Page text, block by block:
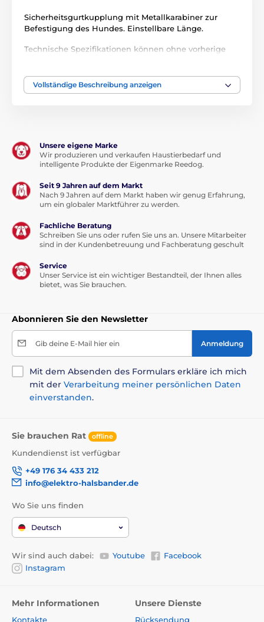
Sicherheitsgurtkupplung mit Metallkarabiner zur
Befestigung des Hundes. Einstellbare Länge.
Technische Spezifikationen können ohne vorherige
Vollständige Beschreibung anzeigen
Unsere eigene Marke
Wir produzieren und verkaufen Haustierbedarf und
intelligente Produkte der Eigenmarke Reedog.
Seit 9 Jahren auf dem Markt
Nach 9 Jahren auf dem Markt haben wir genug Erfahrung,
um ein globaler Marktführer zu werden.
Fachliche Beratung
Schreiben Sie uns oder rufen Sie uns an. Unsere Mitarbeiter
sind in der Kundenbetreuung und Fachberatung geschult
Service
Unser Service ist ein wichtiger Bestandteil, der Ihnen alles
bietet, was Sie brauchen.
Abonnieren Sie den Newsletter
Gib deine E-Mail hier ein Anmeldung
Mit dem Absenden des Formulars erkläre ich mich
mit der Verarbeitung meiner persönlichen Daten
einverstanden.
Sie brauchen Rat offline
Kundendienst ist verfügbar
+49 176 34 433 212
info@elektro-halsbander.de
Wo Sie uns finden
Deutsch
Wir sind auch dabei: Youtube
Facebook
Instagram
Mehr Informationen
Kontakte
Unsere Dienste
Rücksendung